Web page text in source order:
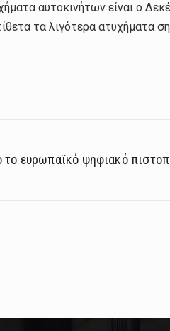
αυτοκινήτων είναι ο
τα λιγότερα ατυχήματα
το ευρωπαϊκό ψηφιακό